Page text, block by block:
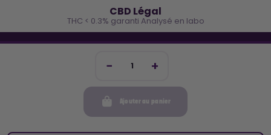
Ajouter au panier
CBD Légal
THC < 0.3% garanti Analysé en labo
Inscris-toi et reçois -10€ sur ta prochaine commande